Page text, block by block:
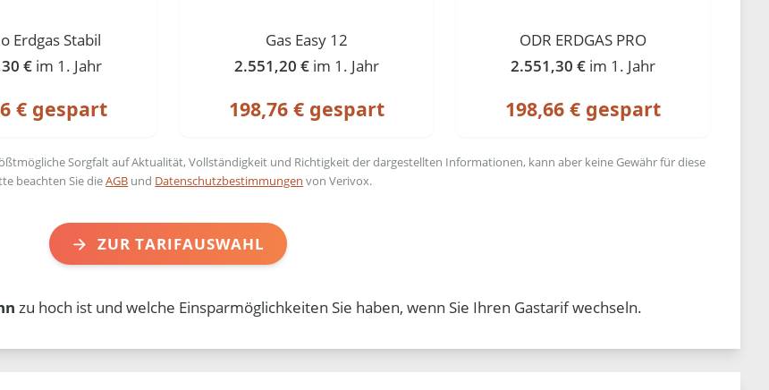
Erdgas Stabil
€ im 1. Jahr
€ gespart
Gas Easy 12
2.551,20 € im 1. Jahr
198,76 € gespart
ODR ERDGAS PRO
2.551,30 € im 1. Jahr
198,66 € gespart
Sorgfalt auf Aktualität, Vollständigkeit und Richtigkeit der dargestellten Informationen, kann aber keine Gewähr für diese
beachten Sie dieAGB und Datenschutzbestimmungen von Verivox.
ZUR TARIFAUSWAHL
zu hoch ist und welche Einsparmöglichkeiten Sie haben, wenn Sie Ihren Gastarif wechseln.